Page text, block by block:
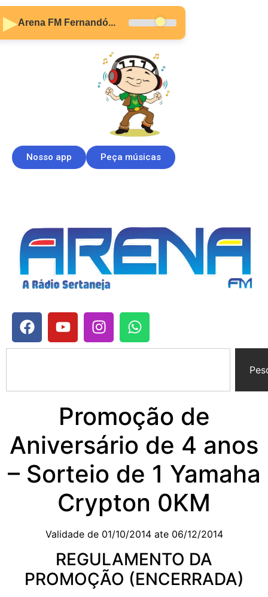
▶Arena FM Fernandó...
Nosso app Peça músicas
Promoção de
Aniversário de 4 anos
– Sorteio de 1 Yamaha
Crypton 0KM
Validade de 01/10/2014 ate 06/12/2014
REGULAMENTO DA
PROMOÇÃO (ENCERRADA)